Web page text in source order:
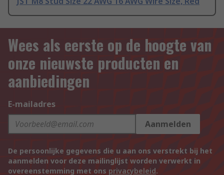
Wees als eerste op de hoogte van
onze nieuwste producten en
aanbiedingen
E-mailadres
Aanmelden
De persoonlijke gegevens die u aan ons verstrekt bij het
aanmelden voor deze mailinglijst worden verwerkt in
overeenstemming met ons privacybeleid.